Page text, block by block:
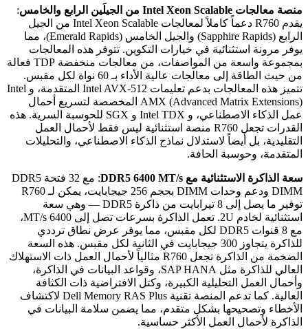
منصة معالجات Intel Xeon Scalable من الجيلَين الرابع والخامس
:
يقدم R760 دعماً كاملاً لمعالجات Intel Xeon Scalable من الجيل
الرابع (Sapphire Rapids) والجيل الخامس (Emerald Rapids)، مما
يوفر مرونة استثنائية في خيارات التكوين. تتوفر هذه المعالجات
بمجموعة واسعة من المواصفات، من معالجات منخفضة TDP فعالة
من حيث الطاقة إلى معالجات عالية الأداء بـ 60 نواة لكل مقبس.
تتميز هذه المعالجات بدعم تعليمات Intel AVX-512 المتقدمة، و Intel
AMX (Advanced Matrix Extensions) المخصصة لتسريع أحمال
عمل الذكاء الاصطناعي، و Intel TDX و SGX للحوسبة السرية. هذه
القدرات تجعل R760 منصة استثنائية ليس فقط لأحمال العمل
التقليدية، بل أيضاً لاستدلال نماذج الذكاء الاصطناعي، والتحليلات
المتقدمة، وحوسبة الحافة.
سعة الذاكرة الاستثنائية مع DDR5 6400 MT/s
: مع 32 فتحة DDR5
DIMM ودعم وحدات DIMM بحجم 256 جيجابايت، يمكن لـ R760
توفير ما يصل إلى 8 تيرابايت من ذاكرة DDR5 — وهي سعة
استثنائية لخادم 2U. تعمل الذاكرة بسرعات تصل إلى 6400 MT/s،
مع 8 قنوات DDR5 لكل مقبس، مما يوفر عرض نطاق ترددي
للذاكرة يتجاوز 300 جيجابايت في الثانية لكل مقبس. هذه السعة
الضخمة من الذاكرة تجعل R760 مثالياً لأحمال العمل ذات الاستهلاك
العالي للذاكرة مثل SAP HANA، وقواعد البيانات في الذاكرة،
وأحمال العمل التحليلية الكبيرة، وكتل الافتراضية ذات الكثافة
العالية. كما تدعم المنصة تقنية Dell Memory RAS Plus لاكتشاف
الأخطاء وتصحيحها بشكل متقدم، مما يضمن سلامة البيانات في
الذاكرة لأحمال العمل الأكثر حساسية.